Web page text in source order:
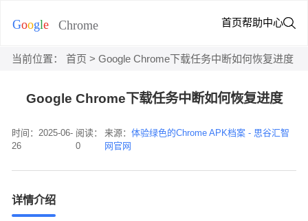
首页帮助中心
当前位置： 首页 > Google Chrome下载任务中断如何恢复进度
Google Chrome下载任务中断如何恢复进度
时间：2025-06-
26
阅读：
0
来源：体验绿色的Chrome APK档案 - 思谷汇智
网官网
详情介绍